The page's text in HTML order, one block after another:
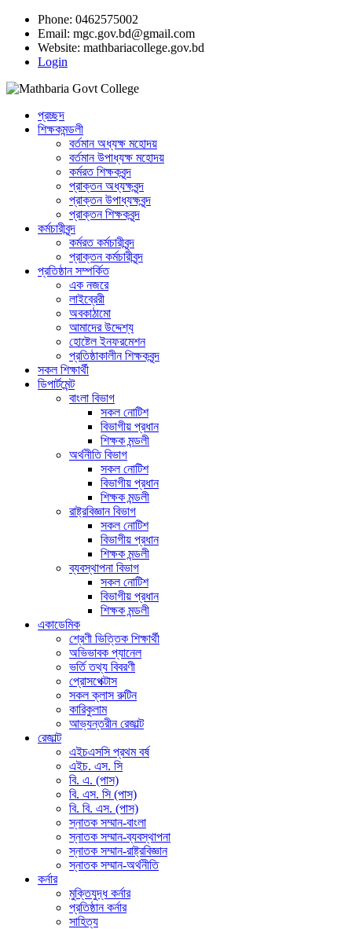
Phone: 0462575002
Email: mgc.gov.bd@gmail.com
Website: mathbariacollege.gov.bd
Login
প্রচ্ছদ
শিক্ষকমন্ডলী
বর্তমান অধ্যক্ষ মহোদয়
বর্তমান ‌উপাধ্যক্ষ মহোদয়
কর্মরত শিক্ষকবৃন্দ
প্রাক্তন অধ্যক্ষবৃন্দ
প্রাক্তন উপাধ্যক্ষবৃন্দ
প্রাক্তন শিক্ষকবৃন্দ
কর্মচারীবৃন্দ
কর্মরত কর্মচারীবৃন্দ
প্রাক্তন কর্মচারীবৃন্দ
প্রতিষ্ঠান সম্পর্কিত
এক নজরে
লাইব্রেরী
অবকাঠামো
আমাদের উদ্দেশ্য
হোষ্টেল ইনফরমেশন
প্রতিষ্ঠাকালীন শিক্ষকবৃন্দ
সকল শিক্ষার্থী
ডিপার্টমেন্ট
বাংলা বিভাগ
সকল নোটিশ
বিভাগীয় প্রধান
শিক্ষক মন্ডলী
অর্থনীতি বিভাগ
সকল নোটিশ
বিভাগীয় প্রধান
শিক্ষক মন্ডলী
রাষ্ট্রবিজ্ঞান বিভাগ
সকল নোটিশ
বিভাগীয় প্রধান
শিক্ষক মন্ডলী
ব্যবস্থাপনা বিভাগ
সকল নোটিশ
বিভাগীয় প্রধান
শিক্ষক মন্ডলী
একাডেমিক
শ্রেণী ভিত্তিক শিক্ষার্থী
অভিভাবক প্যানেল
ভর্তি তথ্য বিবরণী
প্রোসপেক্টাস
সকল ক্লাস রুটিন
কারিকুলাম
আভ্যন্তরীন রেজাল্ট
রেজাল্ট
এইচএসসি প্রথম বর্ষ
এইচ. এস. সি
বি. এ. (পাস)
বি. এস. সি (পাস)
বি. বি. এস. (পাস)
স্নাতক সম্মান-বাংলা
স্নাতক সম্মান-ব্যবস্থাপনা
স্নাতক সম্মান-রাষ্ট্রবিজ্ঞান
স্নাতক সম্মান-অর্থনীতি
কর্নার
মুক্তিযুদ্ধ কর্নার
প্রতিষ্ঠান কর্নার
সাহিত্য